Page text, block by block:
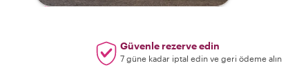
Güvenle rezerve edin
7 güne kadar iptal edin ve geri ödeme alın